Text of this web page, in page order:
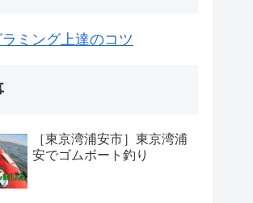
ミング上達のコツ
［東京湾浦安市］東京湾浦
安でゴムボート釣り